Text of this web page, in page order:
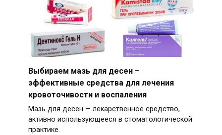
Выбираем мазь для десен –
эффективные средства для лечения
кровоточивости и воспаления
Мазь для десен — лекарственное средство,
активно использующееся в стоматологической
практике.